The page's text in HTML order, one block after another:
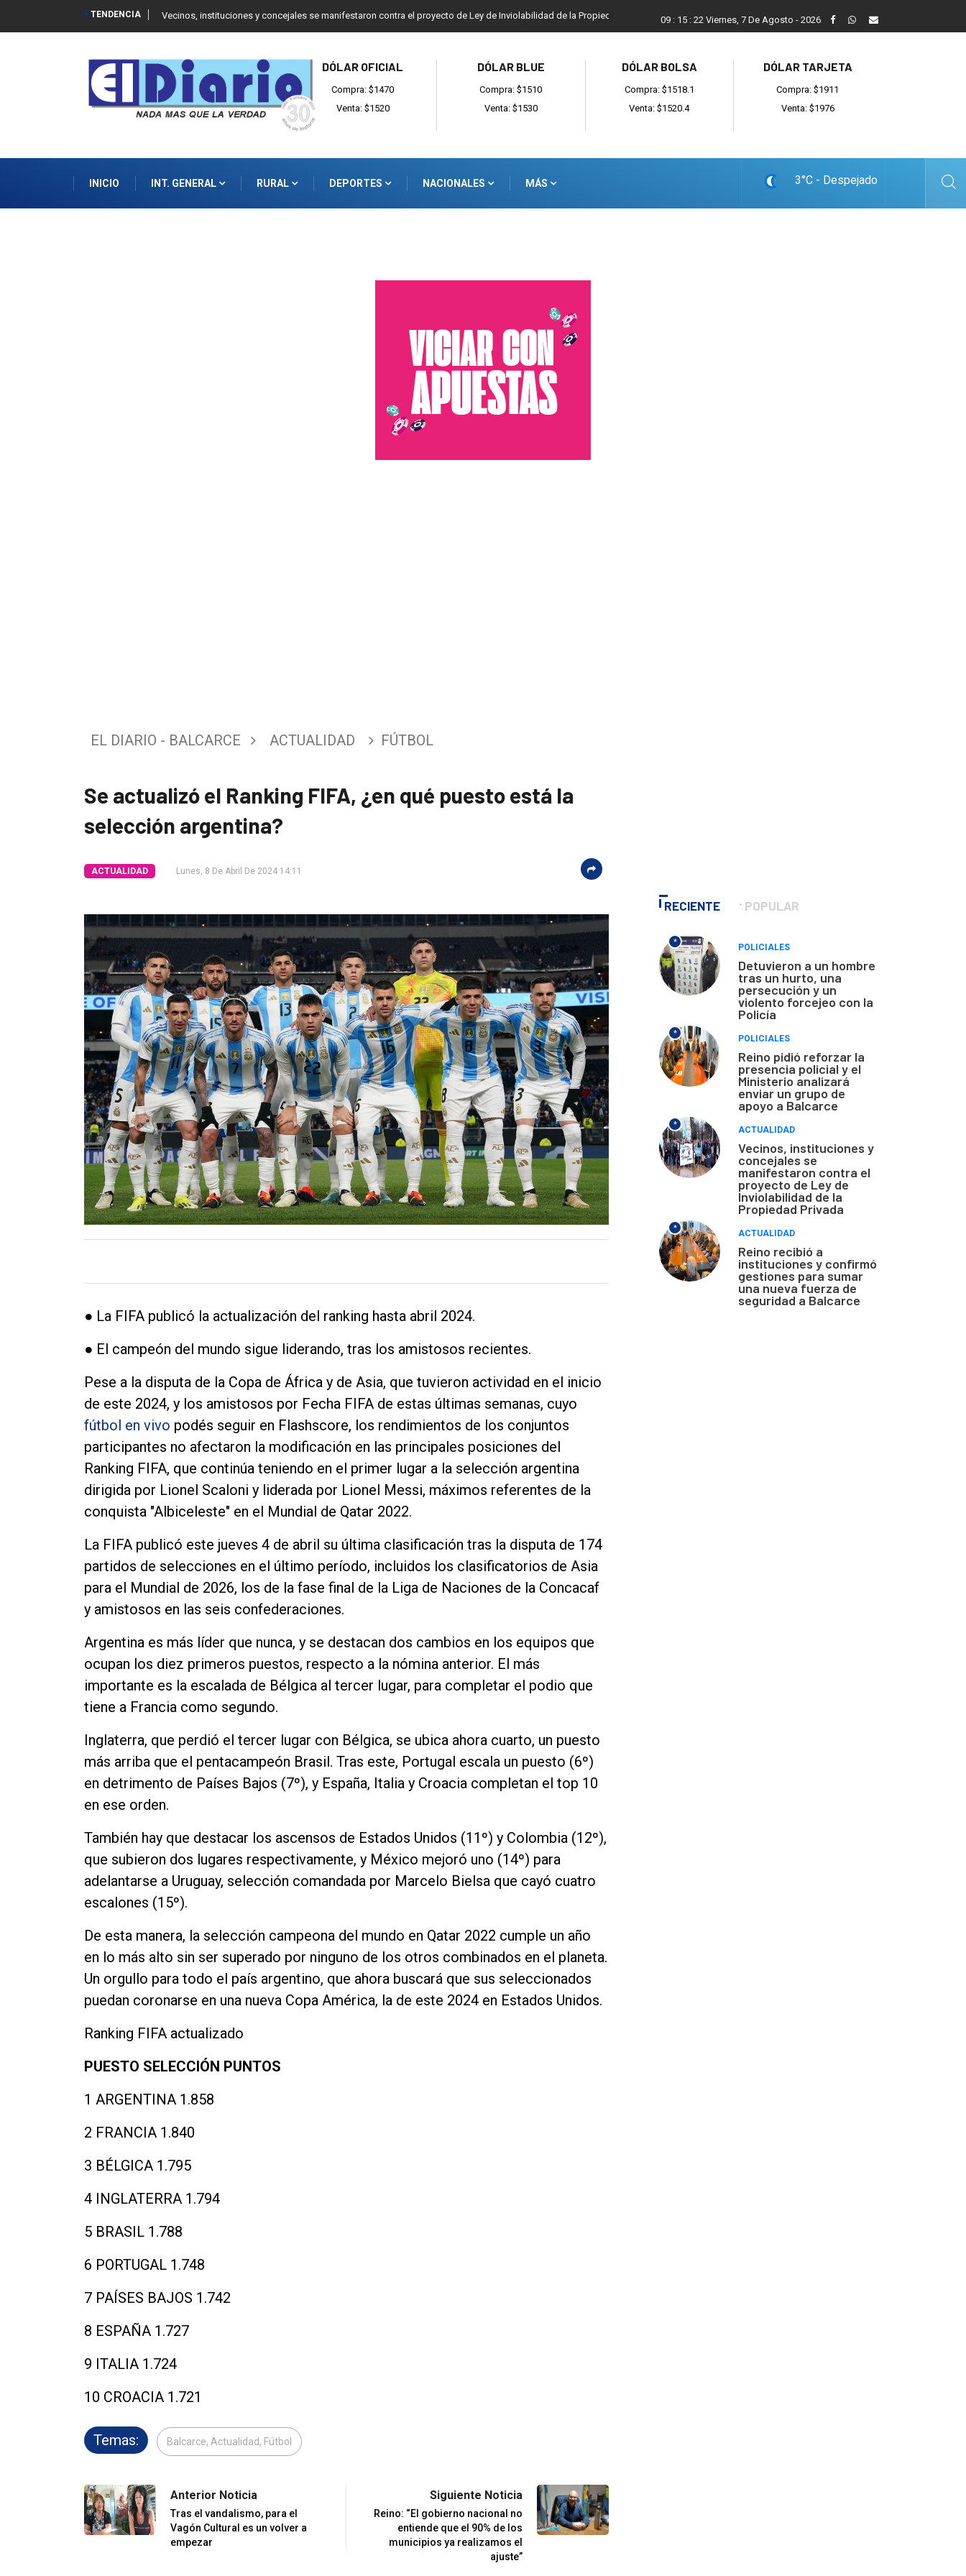
TENDENCIA Vecinos, instituciones y concejales se manifestaron contra el proyecto de Ley de Inviolabilidad de la Propiedad Privada Reino recibió a instituciones y confirmó gestiones para
09 : 15 : 23 Viernes, 7 De Agosto - 2026
DÓLAR OFICIAL
Compra: $1470
Venta: $1520
DÓLAR BLUE
Compra: $1510
Venta: $1530
DÓLAR BOLSA
Compra: $1518.1
Venta: $1520.4
DÓLAR TARJETA
Compra: $1911
Venta: $1976
INICIO INT. GENERAL RURAL DEPORTES NACIONALES MÁS 3°C - Despejado
Entrevistas
Fúnebres
Empresa
Nosotros
Contacto
EL DIARIO - BALCARCE ACTUALIDAD FÚTBOL
Se actualizó el Ranking FIFA, ¿en qué puesto está la
selección argentina?
ACTUALIDAD Lunes, 8 De Abril De 2024 14:11
● La FIFA publicó la actualización del ranking hasta abril 2024.
● El campeón del mundo sigue liderando, tras los amistosos recientes.
Pese a la disputa de la Copa de África y de Asia, que tuvieron actividad en el inicio
de este 2024, y los amistosos por Fecha FIFA de estas últimas semanas, cuyo
fútbol en vivo podés seguir en Flashscore, los rendimientos de los conjuntos
participantes no afectaron la modificación en las principales posiciones del
Ranking FIFA, que continúa teniendo en el primer lugar a la selección argentina
dirigida por Lionel Scaloni y liderada por Lionel Messi, máximos referentes de la
conquista "Albiceleste" en el Mundial de Qatar 2022.
La FIFA publicó este jueves 4 de abril su última clasificación tras la disputa de 174
partidos de selecciones en el último período, incluidos los clasificatorios de Asia
para el Mundial de 2026, los de la fase final de la Liga de Naciones de la Concacaf
y amistosos en las seis confederaciones.
Argentina es más líder que nunca, y se destacan dos cambios en los equipos que
ocupan los diez primeros puestos, respecto a la nómina anterior. El más
importante es la escalada de Bélgica al tercer lugar, para completar el podio que
tiene a Francia como segundo.
Inglaterra, que perdió el tercer lugar con Bélgica, se ubica ahora cuarto, un puesto
más arriba que el pentacampeón Brasil. Tras este, Portugal escala un puesto (6º)
en detrimento de Países Bajos (7º), y España, Italia y Croacia completan el top 10
en ese orden.
También hay que destacar los ascensos de Estados Unidos (11º) y Colombia (12º),
que subieron dos lugares respectivamente, y México mejoró uno (14º) para
adelantarse a Uruguay, selección comandada por Marcelo Bielsa que cayó cuatro
escalones (15º).
De esta manera, la selección campeona del mundo en Qatar 2022 cumple un año
en lo más alto sin ser superado por ninguno de los otros combinados en el planeta.
Un orgullo para todo el país argentino, que ahora buscará que sus seleccionados
puedan coronarse en una nueva Copa América, la de este 2024 en Estados Unidos.
Ranking FIFA actualizado
PUESTO SELECCIÓN PUNTOS
1 ARGENTINA 1.858
2 FRANCIA 1.840
3 BÉLGICA 1.795
4 INGLATERRA 1.794
5 BRASIL 1.788
6 PORTUGAL 1.748
7 PAÍSES BAJOS 1.742
8 ESPAÑA 1.727
9 ITALIA 1.724
10 CROACIA 1.721
Temas: Balcarce, Actualidad, Fútbol
Anterior Noticia
Tras el vandalismo, para el
Vagón Cultural es un volver a
empezar
Siguiente Noticia
Reino: “El gobierno nacional no
entiende que el 90% de los
municipios ya realizamos el
ajuste”
RECIENTE POPULAR
*
POLICIALES
Detuvieron a un hombre
tras un hurto, una
persecución y un
violento forcejeo con la
Policía
*
POLICIALES
Reino pidió reforzar la
presencia policial y el
Ministerio analizará
enviar un grupo de
apoyo a Balcarce
*
ACTUALIDAD
Vecinos, instituciones y
concejales se
manifestaron contra el
proyecto de Ley de
Inviolabilidad de la
Propiedad Privada
*
ACTUALIDAD
Reino recibió a
instituciones y confirmó
gestiones para sumar
una nueva fuerza de
seguridad a Balcarce